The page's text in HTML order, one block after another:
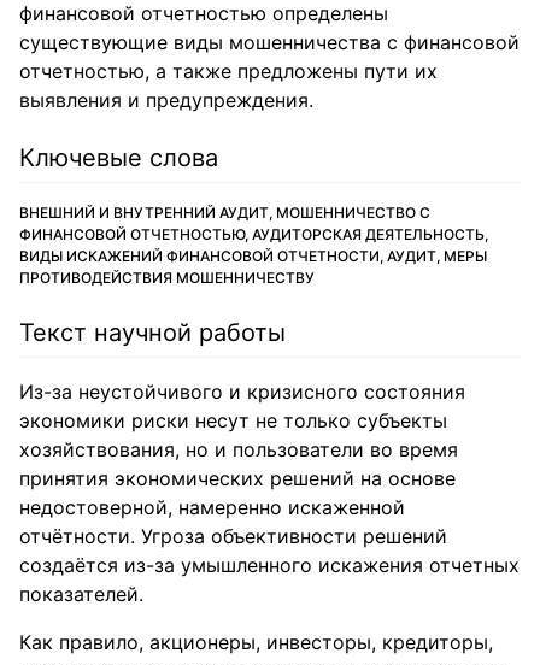
финансовой отчетностью определены
существующие виды мошенничества с финансовой
отчетностью, а также предложены пути их
выявления и предупреждения.
Ключевые слова
ВНЕШНИЙ И ВНУТРЕННИЙ АУДИТ, МОШЕННИЧЕСТВО С
ФИНАНСОВОЙ ОТЧЕТНОСТЬЮ, АУДИТОРСКАЯ ДЕЯТЕЛЬНОСТЬ,
ВИДЫ ИСКАЖЕНИЙ ФИНАНСОВОЙ ОТЧЕТНОСТИ, АУДИТ, МЕРЫ
ПРОТИВОДЕЙСТВИЯ МОШЕННИЧЕСТВУ
Текст научной работы
Из-за неустойчивого и кризисного состояния
экономики риски несут не только субъекты
хозяйствования, но и пользователи во время
принятия экономических решений на основе
недостоверной, намеренно искаженной
отчётности. Угроза объективности решений
создаётся из-за умышленного искажения отчетных
показателей.
Как правило, акционеры, инвесторы, кредиторы,